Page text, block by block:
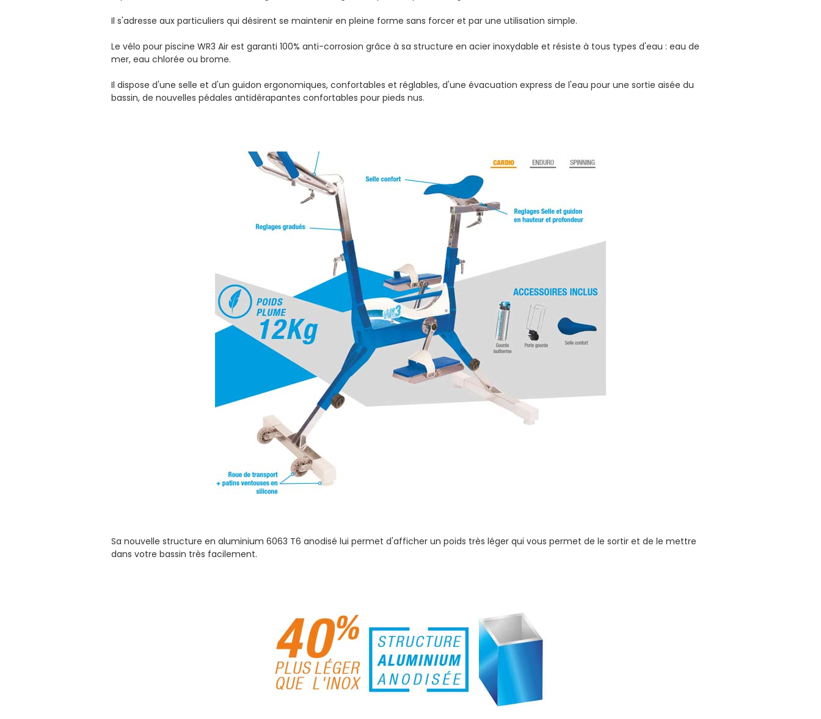
Il s'adresse aux particuliers qui désirent se maintenir en pleine forme sans forcer et par une utilisation simple.
Le vélo pour piscine WR3 Air est garanti 100% anti-corrosion grâce à sa structure en acier inoxydable et résiste à tous types d'eau : eau de
mer, eau chlorée ou brome.
Il dispose d'une selle et d'un guidon ergonomiques, confortables et réglables, d'une évacuation express de l'eau pour une sortie aisée du
bassin, de nouvelles pédales antidérapantes confortables pour pieds nus.
Sa nouvelle structure en aluminium 6063 T6 anodisé lui permet d'afficher un poids très léger qui vous permet de le sortir et de le mettre
dans votre bassin très facilement.